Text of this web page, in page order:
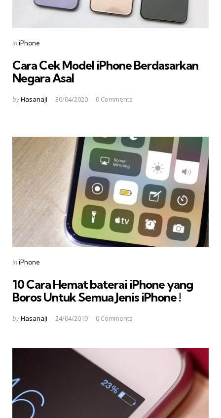
Categories
Posted
iniPhone
Cara Cek Model iPhone Berdasarkan
Negara Asal
Posted
byHasanaji 30/04/2020 0 Comments
Categories
Posted
iniPhone
10 Cara Hemat baterai iPhone yang
Boros Untuk Semua Jenis iPhone !
Posted
byHasanaji 24/04/2019 0 Comments